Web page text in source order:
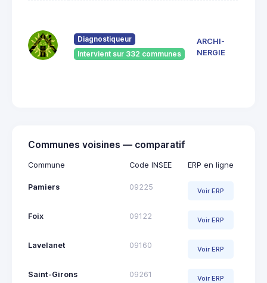
Diagnostiqueur
Intervient sur 332 communes
ARCHI-
NERGIE
Communes voisines — comparatif
Commune Code INSEE ERP en ligne
Pamiers 09225 Voir ERP
Foix 09122 Voir ERP
Lavelanet 09160 Voir ERP
Saint-Girons 09261 Voir ERP